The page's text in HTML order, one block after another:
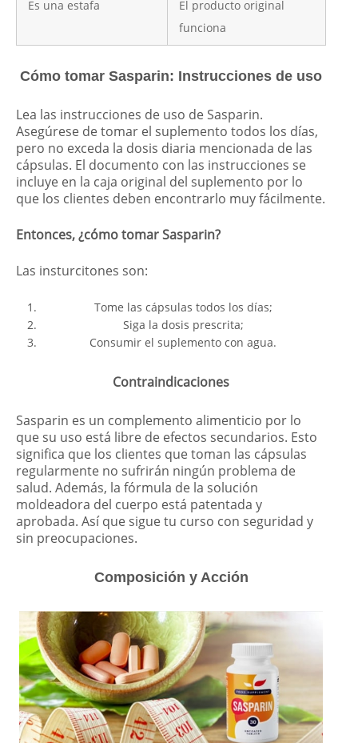
Es una estafa
El producto original
funciona
Cómo tomar Sasparin: Instrucciones de uso
Lea las instrucciones de uso de Sasparin.
Asegúrese de tomar el suplemento todos los días,
pero no exceda la dosis diaria mencionada de las
cápsulas. El documento con las instrucciones se
incluye en la caja original del suplemento por lo
que los clientes deben encontrarlo muy fácilmente.
Entonces, ¿cómo tomar Sasparin?
Las insturcitones son:
Tome las cápsulas todos los días;
Siga la dosis prescrita;
Consumir el suplemento con agua.
Contraindicaciones
Sasparin es un complemento alimenticio por lo
que su uso está libre de efectos secundarios. Esto
significa que los clientes que toman las cápsulas
regularmente no sufrirán ningún problema de
salud. Además, la fórmula de la solución
moldeadora del cuerpo está patentada y
aprobada. Así que sigue tu curso con seguridad y
sin preocupaciones.
Composición y Acción